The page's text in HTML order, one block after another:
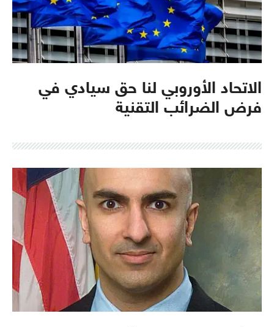
الاتحاد الأوروبي لنا حق سيادي في
فرض الضرائب التقنية